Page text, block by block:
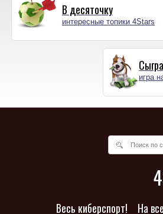
В десяточку
интересные топики 4Stars
игра
Весь киберспорт! На